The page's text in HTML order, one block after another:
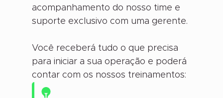
acompanhamento do nosso time e
suporte exclusivo com uma gerente.
Você receberá tudo o que precisa
para iniciar a sua operação e poderá
contar com os nossos treinamentos: